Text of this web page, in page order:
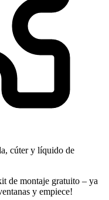
cúter y líquido de
de montaje gratuito – ya
y empiece!